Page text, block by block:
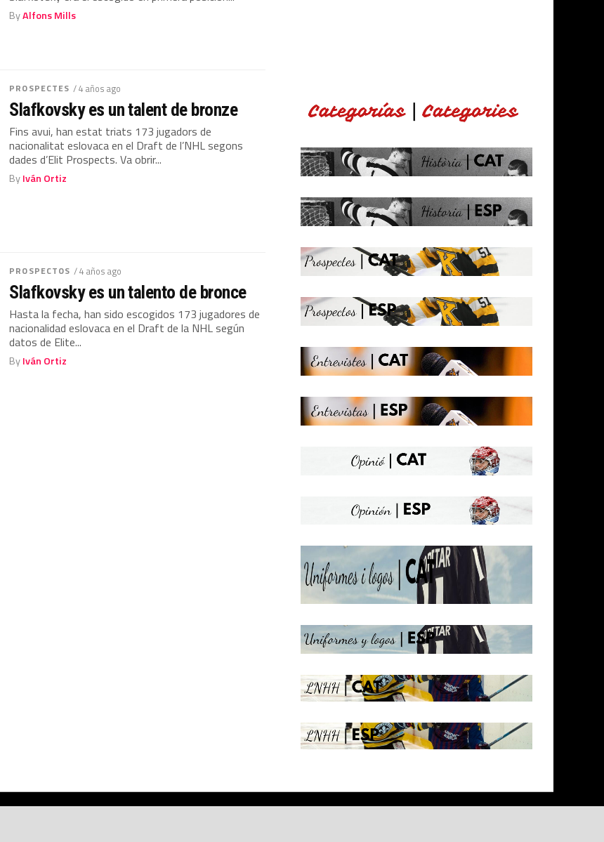
ByAlfons Mills
PROSPECTES / 4 años ago
Slafkovsky es un talent de bronze
Fins avui, han estat triats 173 jugadors de
nacionalitat eslovaca en el Draft de l’NHL segons
dades d’Elit Prospects. Va obrir...
ByIván Ortiz
PROSPECTOS / 4 años ago
Slafkovsky es un talento de bronce
Hasta la fecha, han sido escogidos 173 jugadores de
nacionalidad eslovaca en el Draft de la NHL según
datos de Elite...
ByIván Ortiz